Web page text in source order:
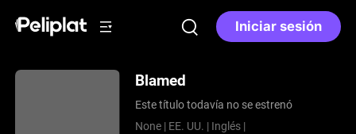
Iniciar sesión
Blamed
Este título todavía no se estrenó
None | EE. UU. | Inglés |